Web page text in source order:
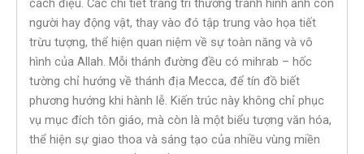
cách điệu. Các chi tiết trang trí thường tránh hình ảnh con
người hay động vật, thay vào đó tập trung vào họa tiết
trừu tượng, thể hiện quan niệm về sự toàn năng và vô
hình của Allah. Mỗi thánh đường đều có mihrab – hốc
tường chỉ hướng về thánh địa Mecca, để tín đồ biết
phương hướng khi hành lễ. Kiến trúc này không chỉ phục
vụ mục đích tôn giáo, mà còn là một biểu tượng văn hóa,
thể hiện sự giao thoa và sáng tạo của nhiều vùng miền